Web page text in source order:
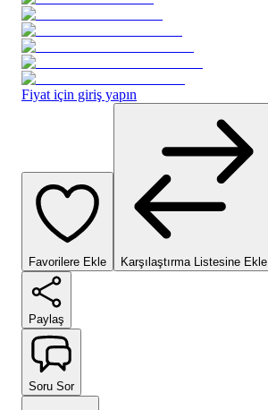
Fiyat için giriş yapın
Favorilere Ekle Karşılaştırma Listesine Ekle
Paylaş
Soru Sor